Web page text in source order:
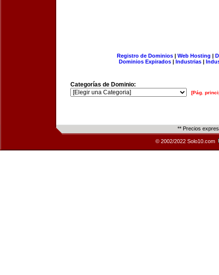
Registro de Dominios| Web Hosting |
Dominios Expirados | Industrias |
Categorías de Dominio:
[Pág.
** Precios
© 2002/2022 Solo10.com